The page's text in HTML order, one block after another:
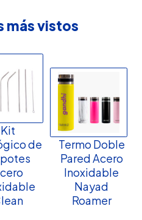
más vistos
Kit
de
Termo Doble
Pared Acero
Inoxidable
Nayad
Roamer